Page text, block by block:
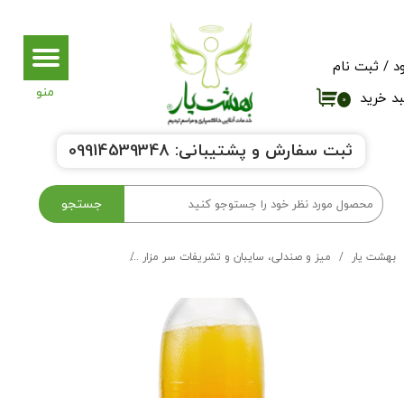
جستجو
۰ خرید
/ ثبت نام
تغییر گذر واژه
خروج از حساب کاربری
ثبت سفارش و پشتیبانی: 09914539348
بهشت یار میز و صندلی، سایبان و تشریفات سر مزار